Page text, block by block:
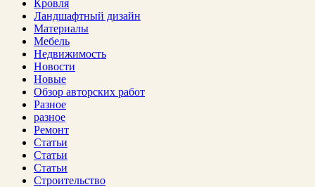
Кровля
Ландшафтный дизайн
Материалы
Мебель
Недвижимость
Новости
Новые
Обзор авторских работ
Разное
разное
Ремонт
Статьи
Статьи
Статьи
Строительство